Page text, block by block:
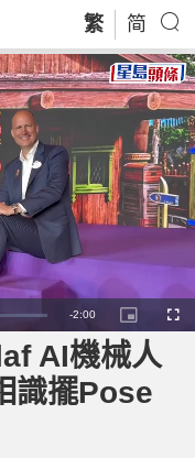
繁 简
R
e
m
-2:00
P
i
c
t
u
e
-
F
u
AI機械人
識擺Pose